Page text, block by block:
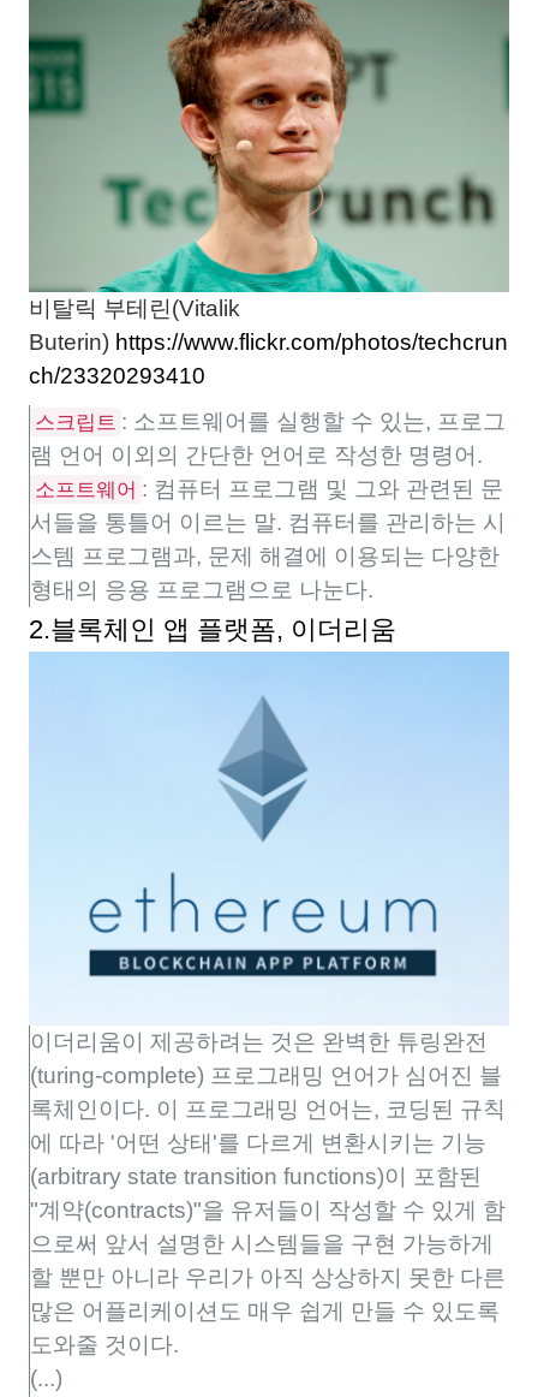
비탈릭 부테린(Vitalik
Buterin) https://www.flickr.com/photos/techcrun
ch/23320293410
스크립트 : 소프트웨어를 실행할 수 있는, 프로그
램 언어 이외의 간단한 언어로 작성한 명령어.
소프트웨어 : 컴퓨터 프로그램 및 그와 관련된 문
서들을 통틀어 이르는 말. 컴퓨터를 관리하는 시
스템 프로그램과, 문제 해결에 이용되는 다양한
형태의 응용 프로그램으로 나눈다.
2.블록체인 앱 플랫폼, 이더리움
이더리움이 제공하려는 것은 완벽한 튜링완전
(turing-complete) 프로그래밍 언어가 심어진 블
록체인이다. 이 프로그래밍 언어는, 코딩된 규칙
에 따라 '어떤 상태'를 다르게 변환시키는 기능
(arbitrary state transition functions)이 포함된
"계약(contracts)"을 유저들이 작성할 수 있게 함
으로써 앞서 설명한 시스템들을 구현 가능하게
할 뿐만 아니라 우리가 아직 상상하지 못한 다른
많은 어플리케이션도 매우 쉽게 만들 수 있도록
도와줄 것이다.
(...)